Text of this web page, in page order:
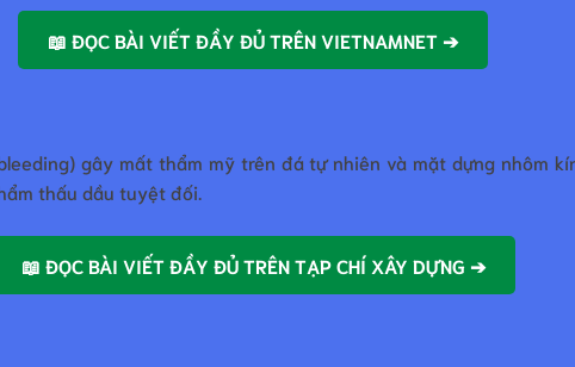
📖 ĐỌC BÀI VIẾT ĐẦY ĐỦ TRÊN VIETNAMNET ➔
gây mất thẩm mỹ trên đá tự nhiên và mặt dựng nhôm
thấu dầu tuyệt đối.
📖 ĐỌC BÀI VIẾT ĐẦY ĐỦ TRÊN TẠP CHÍ XÂY DỰNG ➔